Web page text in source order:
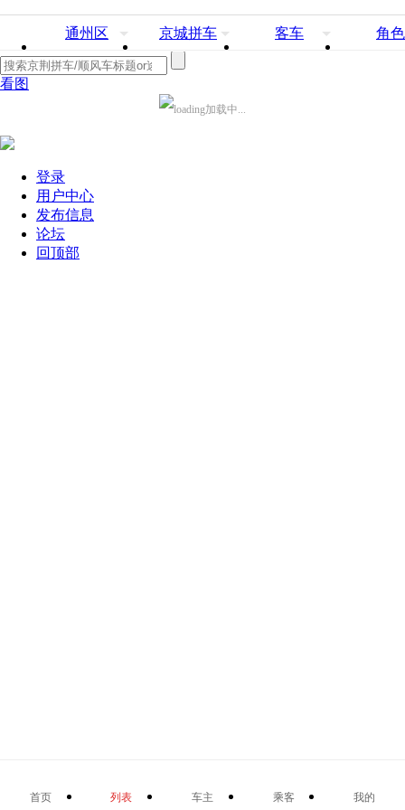
通州区 京城拼车 客车 角色
看图
加载中...
登录
用户中心
发布信息
论坛
回顶部
首页 列表 车主 乘客 我的